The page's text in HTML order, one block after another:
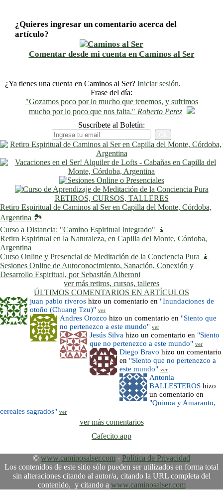
¿Quieres ingresar un comentario acerca del
artículo?
Comentar desde mi cuenta en Caminos al Ser
¿Ya tienes una cuenta en Caminos al Ser? Iniciar sesión.
Frase del día:
"Gozamos poco por lo mucho que tenemos, y sufrimos
mucho por lo poco que nos falta." Roberto Perez
Suscríbete al Boletín:
RETIROS, CURSOS, TALLERES
Retiro Espiritual de Caminos al Ser en Capilla del Monte, Córdoba,
Argentina 🏞️
Curso a Distancia: "Camino Espiritual Integrado" 🧘
Retiro Espiritual en la Naturaleza, en Capilla del Monte, Córdoba,
Argentina
Curso Online y Presencial de Meditación de la Conciencia Pura 🧘
Sesiones Online de Autoconocimiento, Sanación, Conexión y
Desarrollo Espiritual, por Sebastián Alberoni
ver más retiros, cursos, talleres
ÚLTIMOS COMENTARIOS EN ARTÍCULOS
juan pablo riveros hizo un comentario en "Inundaciones de
otoño (Chuang Tzu)" ver
Andres Orozco hizo un comentario en "Siento que
no pertenezco a este mundo" ver
Jesús Silva hizo un comentario en "Siento
que no pertenezco a este mundo" ver
Diego Bravo hizo un comentario
en "Siento que no pertenezco a
este mundo" ver
Antonia
BALLESTEROS hizo
un comentario en
"Quinoa y Amaranto,
cereales sagrados" ver
ver más comentarios
Cafecito.app
© www.caminosalser.com - Política de Privacidad
Los contenidos de este sitio sólo pueden ser utilizados en forma total
sin alteraciones citando al autor/a, citando la URL completa del
contenido, y citando a www.caminosalser.com